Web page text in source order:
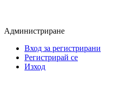
Администриране
Вход за регистрирани
Регистрирай се
Изход